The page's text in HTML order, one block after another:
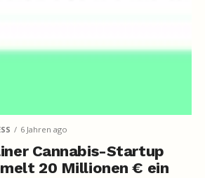
6 Jahren ago
Cannabis-Startup
20 Millionen € ein